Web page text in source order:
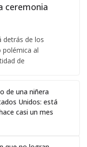
ceremonia
detrás de los
polémica al
de
de una niñera
Unidos: está
casi un mes